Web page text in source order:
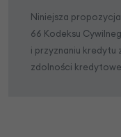
Niniejsza
66 Kodeksu
i przyznaniu
zdolności